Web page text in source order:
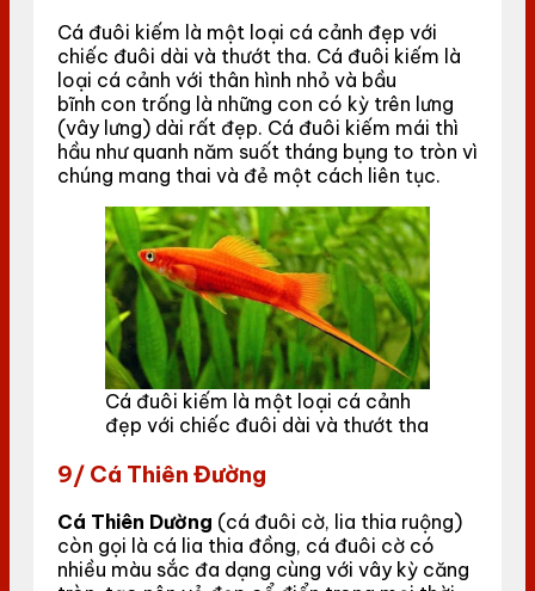
Cá đuôi kiếm là một loại cá cảnh đẹp với
chiếc đuôi dài và thướt tha. Cá đuôi kiếm là
loại cá cảnh với thân hình nhỏ và bầu
bĩnh con trống là những con có kỳ trên lưng
(vây lưng) dài rất đẹp. Cá đuôi kiếm mái thì
hầu như quanh năm suốt tháng bụng to tròn vì
chúng mang thai và đẻ một cách liên tục.
Cá đuôi kiếm là một loại cá cảnh
đẹp với chiếc đuôi dài và thướt tha
9/ Cá Thiên Đường
Cá Thiên Dường (cá đuôi cờ, lia thia ruộng)
còn gọi là cá lia thia đồng, cá đuôi cờ có
nhiều màu sắc đa dạng cùng với vây kỳ căng